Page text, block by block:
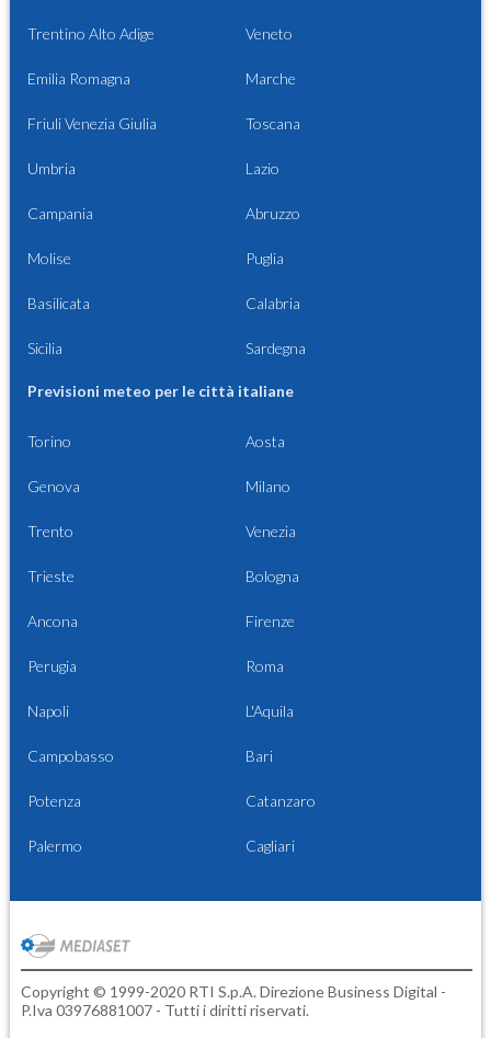
Trentino Alto Adige Veneto
Emilia Romagna Marche
Friuli Venezia Giulia Toscana
Umbria Lazio
Campania Abruzzo
Molise Puglia
Basilicata Calabria
Sicilia Sardegna
Previsioni meteo per le città italiane
Torino Aosta
Genova Milano
Trento Venezia
Trieste Bologna
Ancona Firenze
Perugia Roma
Napoli L'Aquila
Campobasso Bari
Potenza Catanzaro
Palermo Cagliari
Copyright © 1999-2020 RTI S.p.A. Direzione Business Digital -
P.Iva 03976881007 - Tutti i diritti riservati.